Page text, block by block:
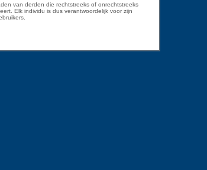
van derden die rechtstreeks of onrechtstreeks
Elk individu is dus verantwoordelijk voor zijn